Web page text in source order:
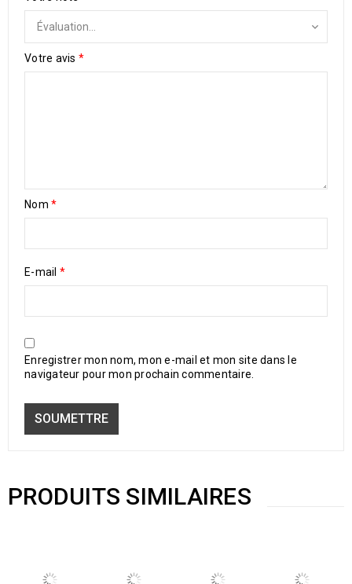
Votre avis *
Nom *
E-mail *
Enregistrer mon nom, mon e-mail et mon site dans le
navigateur pour mon prochain commentaire.
PRODUITS SIMILAIRES